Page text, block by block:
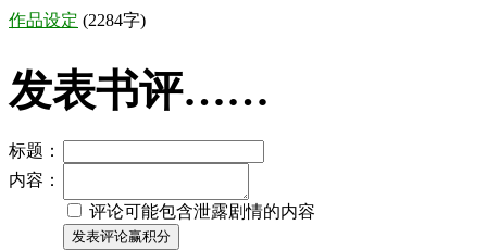
作品设定 (2284字)
发表书评……
标题：
内容：
评论可能包含泄露剧情的内容